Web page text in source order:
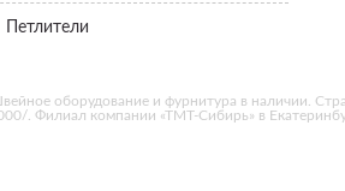
Петлители
оборудование и фурнитура в наличии.
. Филиал компании «ТМТ-Сибирь» в